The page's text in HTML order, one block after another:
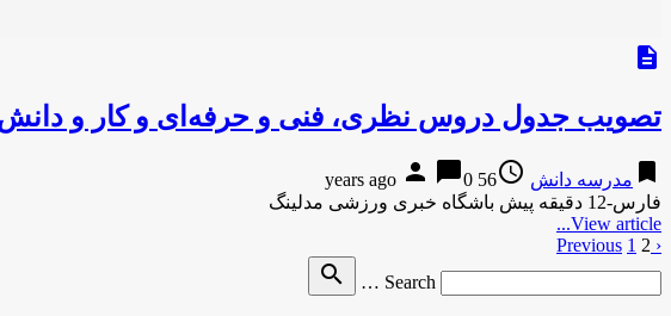
description
تصویب جدول دروس نظری، فنی و حرفه‌ای و کار و
bookmark مدرسه دانش access_time
56 years ago
person chat_bubble0
فارس-12 دقیقه پیش باشگاه خبری ورزشی مدلینگ
View article...
صفحه‌بندی‹ Previous
1 2
Search …
search